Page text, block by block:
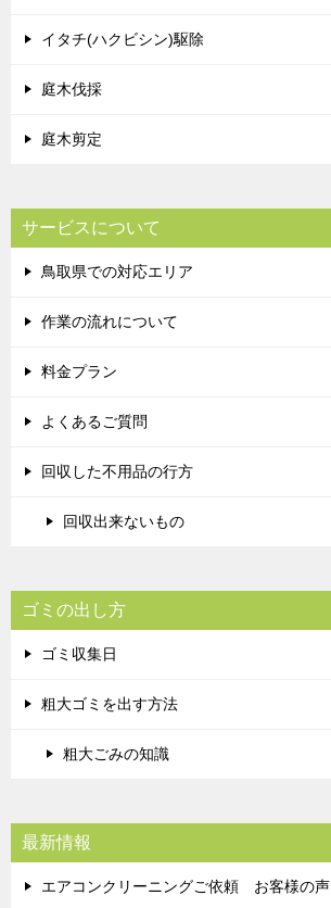
イタチ(ハクビシン)駆除
庭木伐採
庭木剪定
サービスについて
鳥取県での対応エリア
作業の流れについて
料金プラン
よくあるご質問
回収した不用品の行方
回収出来ないもの
ゴミの出し方
ゴミ収集日
粗大ゴミを出す方法
粗大ごみの知識
最新情報
エアコンクリーニングご依頼 お客様の声